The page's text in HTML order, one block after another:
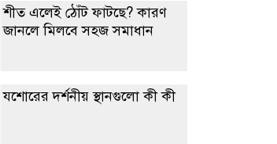
শীত এলেই ঠোঁট ফাটছে? কারণ
জানলে মিলবে সহজ সমাধান
যশোরের দর্শনীয় স্থানগুলো কী কী